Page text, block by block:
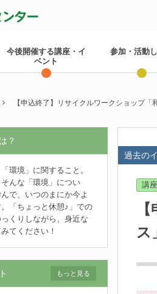
今後開催する講座・イ
ベント
参加・活動
【申込終了】リサイクルワークショップ「
過去の
講座
ス
？
環境」に関すること。
んな「環境」につい
で、いつのまにか今よ
「ちょっと休憩♪」での
くりしながら、身近な
てください！
もっと見る